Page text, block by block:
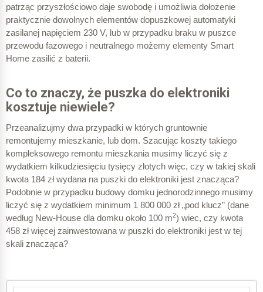
patrząc przyszłościowo daje swobodę i umożliwia dołożenie
praktycznie dowolnych elementów dopuszkowej automatyki
zasilanej napięciem 230 V, lub w przypadku braku w puszce
przewodu fazowego i neutralnego możemy elementy Smart
Home zasilić z baterii.
Co to znaczy, że puszka do elektroniki
kosztuje niewiele?
Przeanalizujmy dwa przypadki w których gruntownie
remontujemy mieszkanie, lub dom. Szacując koszty takiego
kompleksowego remontu mieszkania musimy liczyć się z
wydatkiem kilkudziesięciu tysięcy złotych więc, czy w takiej skali
kwota 184 zł wydana na puszki do elektroniki jest znacząca?
Podobnie w przypadku budowy domku jednorodzinnego musimy
liczyć się z wydatkiem minimum 1 800 000 zł „pod klucz” (dane
według New-House dla domku około 100 m2) wiec, czy kwota
458 zł więcej zainwestowana w puszki do elektroniki jest w tej
skali znacząca?